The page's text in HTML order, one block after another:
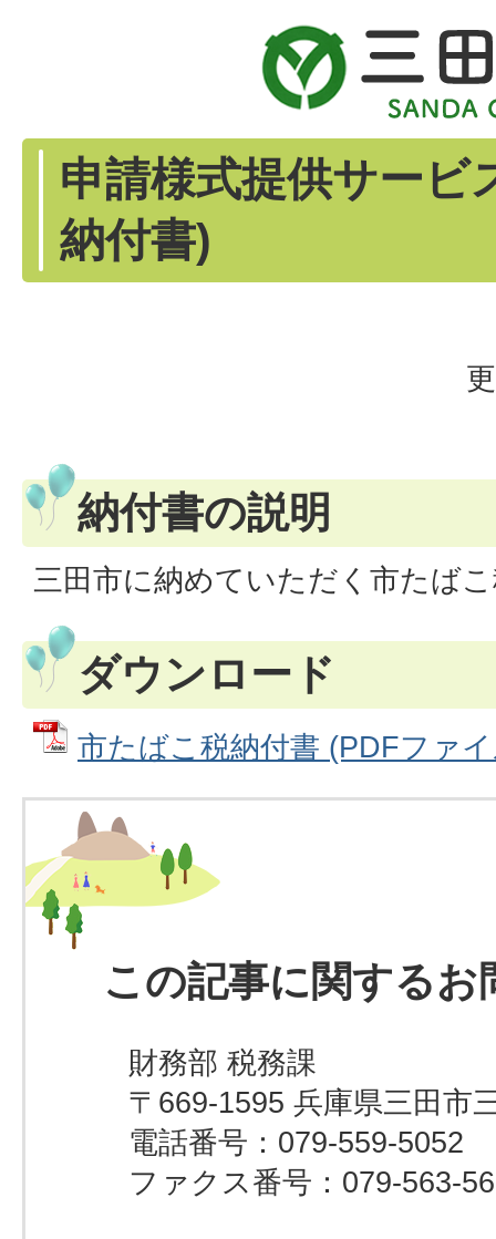
申請様式提供サービ
納付書)
納付書の説明
三田市に納めていただく市たば
ダウンロード
市たばこ税納付書 (PDFファ
この記事に関するお
財務部 税務課
〒669-1595 兵庫県三田市
電話番号：079-559-5052
ファクス番号：079-563-